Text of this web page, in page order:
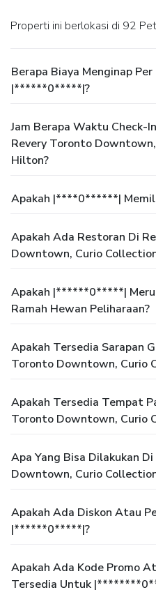
Properti ini berlokasi di 92
Berapa Biaya Menginap
|******0*****|?
Jam Berapa Waktu Check-
Revery Toronto
Hilton?
Apakah |****0******|
Apakah Ada Restoran Di
Downtown, Curio
Apakah |******0*****|
Ramah Hewan Peliharaan?
Apakah Tersedia Sarapan
Toronto Downtown, Curio
Apakah Tersedia Tempat
Toronto Downtown, Curio
Apa Yang Bisa Dilakukan
Downtown, Curio
Apakah Ada Diskon Atau
|******0*****|?
Apakah Ada Kode Promo
Tersedia Untuk